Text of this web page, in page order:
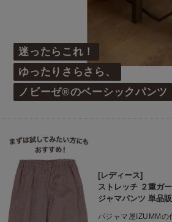
迷ったらこれ！
ゆったりさらさら、
ノビーゼ®のベーシックパンツ
[レディース]
ストレッチ ２重ガ
ジャマパンツ 単品
パジャマ屋IZUMMの